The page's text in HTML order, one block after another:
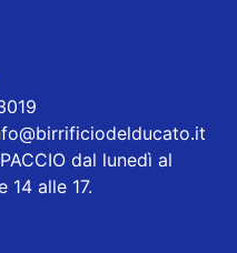
dal lunedì al
14 alle 17.